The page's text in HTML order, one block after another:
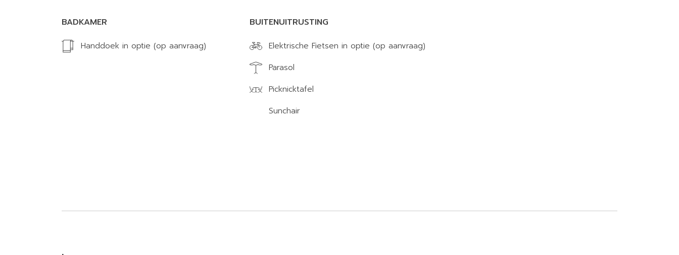
BADKAMER
Handdoek in optie (op aanvraag)
BUITENUITRUSTING
Elektrische Fietsen in optie (op aanvraag)
Parasol
Picknicktafel
Sunchair
.